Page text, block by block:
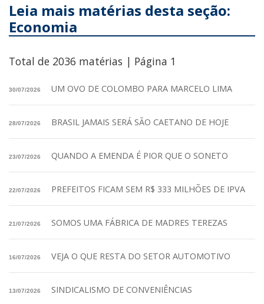
Leia mais matérias desta seção:
Economia
Total de 2036 matérias | Página 1
30/07/2026 UM OVO DE COLOMBO PARA MARCELO LIMA
28/07/2026 BRASIL JAMAIS SERÁ SÃO CAETANO DE HOJE
23/07/2026 QUANDO A EMENDA É PIOR QUE O SONETO
22/07/2026 PREFEITOS FICAM SEM R$ 333 MILHÕES DE IPVA
21/07/2026 SOMOS UMA FÁBRICA DE MADRES TEREZAS
16/07/2026 VEJA O QUE RESTA DO SETOR AUTOMOTIVO
13/07/2026 SINDICALISMO DE CONVENIÊNCIAS